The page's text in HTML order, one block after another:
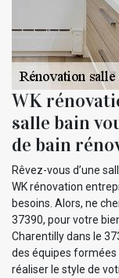
WK
salle bain
de bain
Rêvez-vous d’une
WK rénovation
besoins. Alors, ne
37390, pour votre
Charentilly dans le
des équipes formées
réaliser le style de